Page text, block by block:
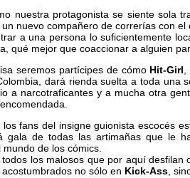
nuestra protagonista se siente sola
nuevo compañero de correrías con
a una persona lo suficientemente
qué mejor que coaccionar a alguien
seremos partícipes de cómoHit-Girl,
dará rienda suelta a toda una
a narcotraficantes y a mucha otra
fans del insigne guionista escocés
gala de todas las artimañas que le
de los cómics.
los malosos que por aquí
no sólo en Kick-Ass,